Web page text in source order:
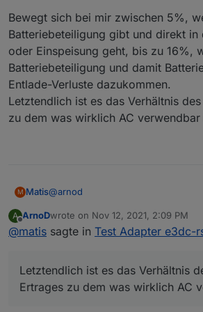
Ich hab die Wärmepumpe teilweise
komplett unabhängige
Wärmepumpe definiert und kann
eingebundenen eHz Zähler für
und Einspeisung/Bezug auch die
vergleichen und die Verluste (5-
Batteriebeteiligung) sehen.
Bewegt sich bei mir zwischen 5%,
Batteriebeteiligung gibt und direkt in
oder Einspeisung geht, bis zu 16%,
Batteriebeteiligung und damit
Entlade-Verluste dazukommen.
Letztendlich ist es das Verhältnis
zu dem was wirklich AC verwendbar
M Matis@arnod
DC Prod. = Solar - Bat. laden + Bat.
AC Prod. = tatsächliche Prod. vom
Bewegt sich bei mir zwischen 5%,
Batteriebeteiligung gibt und direkt
A
Offline
ArnoDwrote on Nov 12, 2021, 2:09 PM
last edited by
@matis sagte in Test Adapter e3dc-
Letztendlich ist es das Verhältnis
Ertrages zu dem was wirklich AC